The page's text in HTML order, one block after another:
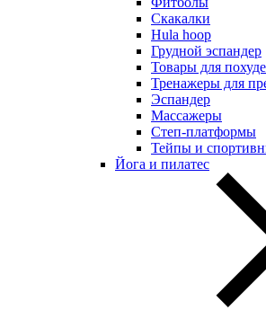
Скакалки
Hula hoop
Грудной эспандер
Товары для
Тренажеры для
Эспандер
Массажеры
Степ-платформы
Тейпы и
Йога и пилатес